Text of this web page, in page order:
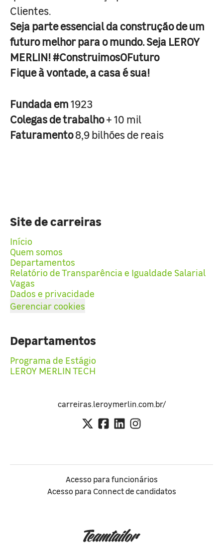
Clientes.
Seja parte essencial da construção de um
futuro melhor para o mundo. Seja LEROY
MERLIN! #ConstruimosOFuturo
Fique à vontade, a casa é sua!
Fundada em1923
Colegas de trabalho+ 10 mil
Faturamento8,9 bilhões de reais
Site de carreiras
Início
Quem somos
Departamentos
Relatório de Transparência e Igualdade Salarial
Vagas
Dados e privacidade
Gerenciar cookies
Departamentos
Programa de Estágio
LEROY MERLIN TECH
carreiras.leroymerlin.com.br/
Acesso para funcionários
Acesso para Connect de candidatos